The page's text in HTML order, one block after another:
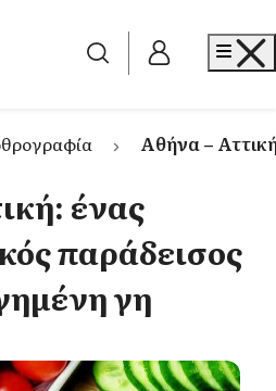
εργαλείων
Αθήνα –
ένας
παράδεισος
γη